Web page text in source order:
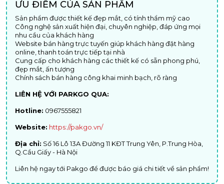
ƯU ĐIỂM CỦA SẢN PHẨM
Sản phẩm được thiết kế đẹp mắt, có tính thẩm mỹ cao
Công nghệ sản xuất hiện đại, chuyên nghiệp, đáp ứng mọi
nhu cầu của khách hàng
Website bán hàng trực tuyến giúp khách hàng đặt hàng
online, thanh toán trực tiếp tại nhà
Cung cấp cho khách hàng các thiết kế có sẵn phong phú,
đẹp mắt, ấn tượng
Chính sách bán hàng công khai minh bạch, rõ ràng
LIÊN HỆ VỚI PARKGO QUA:
Hotline: 0967555821
Website: https://pakgo.vn/
Địa chỉ: Số 16 Lô 13A Đường 11 KĐT Trung Yên, P.Trung Hòa,
Q.Cầu Giấy - Hà Nội
Liên hệ ngay tới Pakgo để được báo giá chi tiết về sản phẩm!